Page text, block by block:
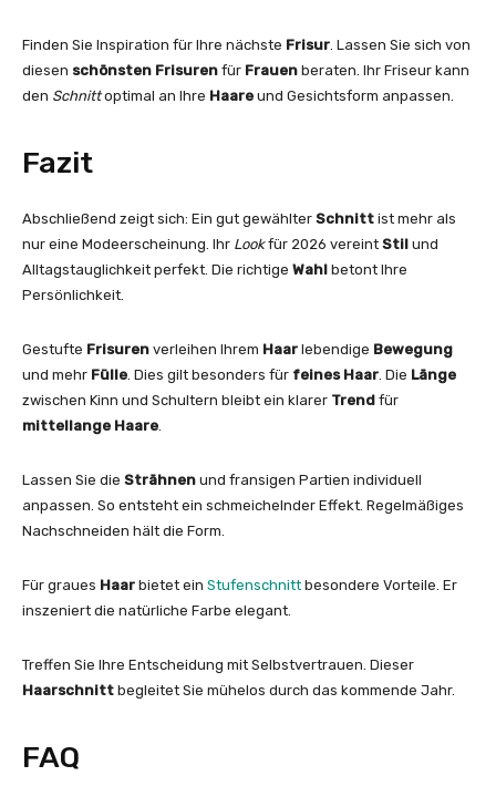
Finden Sie Inspiration für Ihre nächste Frisur . Lassen Sie sich von
diesen schönsten Frisuren für Frauen beraten. Ihr Friseur kann
den Schnittoptimal an Ihre Haare und Gesichtsform anpassen.
Fazit
Abschließend zeigt sich: Ein gut gewählter Schnitt ist mehr als
nur eine Modeerscheinung. Ihr Lookfür 2026 vereint Stil und
Alltagstauglichkeit perfekt. Die richtige Wahl betont Ihre
Persönlichkeit.
Gestufte Frisuren verleihen Ihrem Haar lebendige Bewegung
und mehr Fülle . Dies gilt besonders für feines Haar . Die Länge
zwischen Kinn und Schultern bleibt ein klarer Trend für
mittellange Haare
Lassen Sie die Strähnen und fransigen Partien individuell
anpassen. So entsteht ein schmeichelnder Effekt. Regelmäßiges
Nachschneiden hält die Form.
Für graues Haar bietet ein Stufenschnitt besondere Vorteile. Er
inszeniert die natürliche Farbe elegant.
Treffen Sie Ihre Entscheidung mit Selbstvertrauen. Dieser
Haarschnitt begleitet Sie mühelos durch das kommende Jahr.
FAQ